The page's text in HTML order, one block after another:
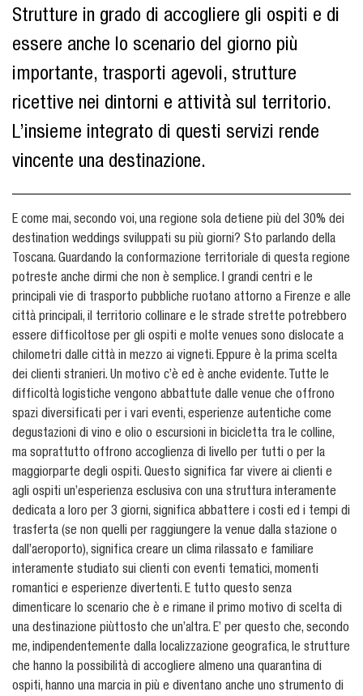
Strutture in grado di accogliere gli ospiti e di
essere anche lo scenario del giorno più
importante, trasporti agevoli, strutture
ricettive nei dintorni e attività sul territorio.
L’insieme integrato di questi servizi rende
vincente una destinazione.
E come mai, secondo voi, una regione sola detiene più del 30% dei
destination weddings sviluppati su più giorni? Sto parlando della
Toscana. Guardando la conformazione territoriale di questa regione
potreste anche dirmi che non è semplice. I grandi centri e le
principali vie di trasporto pubbliche ruotano attorno a Firenze e alle
città principali, il territorio collinare e le strade strette potrebbero
essere difficoltose per gli ospiti e molte venues sono dislocate a
chilometri dalle città in mezzo ai vigneti. Eppure è la prima scelta
dei clienti stranieri. Un motivo c’è ed è anche evidente. Tutte le
difficoltà logistiche vengono abbattute dalle venue che offrono
spazi diversificati per i vari eventi, esperienze autentiche come
degustazioni di vino e olio o escursioni in bicicletta tra le colline,
ma soprattutto offrono accoglienza di livello per tutti o per la
maggiorparte degli ospiti. Questo significa far vivere ai clienti e
agli ospiti un’esperienza esclusiva con una struttura interamente
dedicata a loro per 3 giorni, significa abbattere i costi ed i tempi di
trasferta (se non quelli per raggiungere la venue dalla stazione o
dall’aeroporto), significa creare un clima rilassato e familiare
interamente studiato sui clienti con eventi tematici, momenti
romantici e esperienze divertenti. E tutto questo senza
dimenticare lo scenario che è e rimane il primo motivo di scelta di
una destinazione piùttosto che un’altra. E’ per questo che, secondo
me, indipendentemente dalla localizzazione geografica, le strutture
che hanno la possibilità di accogliere almeno una quarantina di
ospiti, hanno una marcia in più e diventano anche uno strumento di